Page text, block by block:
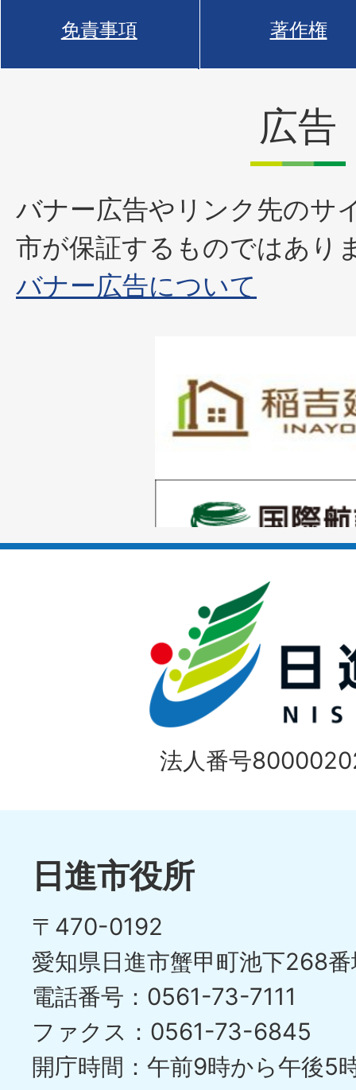
免責事項 著作権
広告
バナー広告やリンク先のサ
市が保証するものではあり
バナー広告について
枚
目
ラ
枚
ス
ラ
イ
ド
1
枚
目
の
イ
目
の
ス
ラ
イ
ド
法人番号
日進市役所
〒470-0192
愛知県日進市蟹甲町池下268
電話番号：0561-73-7111
ファクス：0561-73-6845
開庁時間：午前9時から午後5